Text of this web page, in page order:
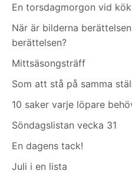
En torsdagmorgon vid
När är bilderna
berättelsen?
Mittsäsongsträff
Som att stå på samma
10 saker varje löpare
Söndagslistan vecka 31
En dagens tack!
Juli i en lista